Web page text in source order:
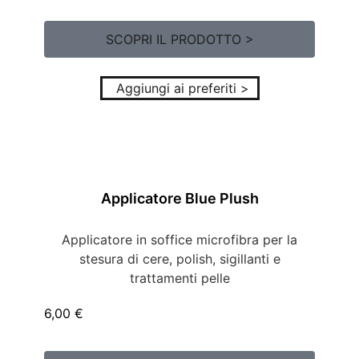
SCOPRI IL PRODOTTO >
Aggiungi ai preferiti >
Applicatore Blue Plush
Applicatore in soffice microfibra per la
stesura di cere, polish, sigillanti e
trattamenti pelle
6,00 €